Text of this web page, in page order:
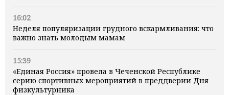
16:02
Неделя популяризации грудного вскармливания: что
важно знать молодым мамам
15:39
«Единая Россия» провела в Чеченской Республике
серию спортивных мероприятий в преддверии Дня
физкультурника